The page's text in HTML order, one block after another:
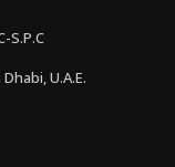
S.P.C
U.A.E.